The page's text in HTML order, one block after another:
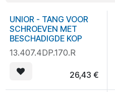
UNIOR - TANG VOOR
SCHROEVEN MET
BESCHADIGDE KOP
13.407.4DP.170.R
26,43 €